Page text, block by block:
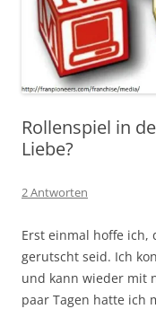
Rollenspiel in
Liebe?
2 Antworten
Erst einmal hoffe ich,
gerutscht seid. Ich
und kann wieder mit
paar Tagen hatte ich